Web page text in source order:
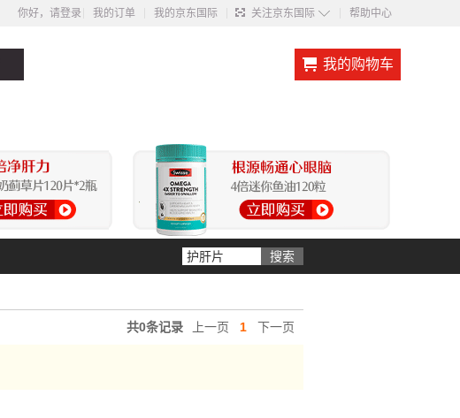
你好，请登录 我的订单 我的京东国际 关注京东国际 ◇ 帮助中心
我的购物车
共0条记录 上一页 1 下一页